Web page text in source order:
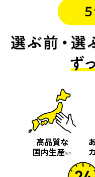
高品質な
国内生産※1